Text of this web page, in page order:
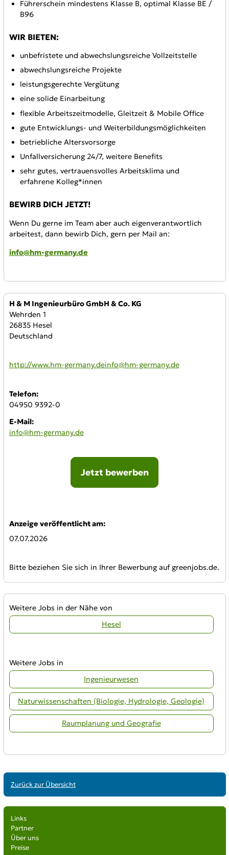
Führerschein mindestens Klasse B, optimal Klasse BE /
B96
WIR BIETEN:
unbefristete und abwechslungsreiche Vollzeitstelle
abwechslungsreiche Projekte
leistungsgerechte Vergütung
eine solide Einarbeitung
flexible Arbeitszeitmodelle, Gleitzeit & Mobile Office
gute Entwicklungs- und Weiterbildungsmöglichkeiten
betriebliche Altersvorsorge
Unfallversicherung 24/7, weitere Benefits
sehr gutes, vertrauensvolles Arbeitsklima und
erfahrene Kolleg*innen
BEWIRB DICH JETZT!
Wenn Du gerne im Team aber auch eigenverantwortlich
arbeitest, dann bewirb Dich, gern per Mail an:
info@hm-germany.de
Anbieter:
H & M Ingenieurbüro GmbH & Co. KG
Wehrden 1
26835 Hesel
Deutschland
WWW:
http://www.hm-germany.deinfo@hm-germany.de
Telefon:
04950 9392-0
E-Mail:
info@hm-germany.de
Jetzt bewerben
Anzeige veröffentlicht am:
07.07.2026
Bitte beziehen Sie sich in Ihrer Bewerbung auf greenjobs.de.
Weitere Jobs in der Nähe von
Hesel
Weitere Jobs in
Ingenieurwesen
Naturwissenschaften (Biologie, Hydrologie, Geologie)
Raumplanung und Geografie
Zurück zur Übersicht
Links
Partner
Über uns
Preise